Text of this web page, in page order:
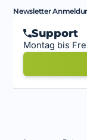
Newsletter
Support
Montag bis